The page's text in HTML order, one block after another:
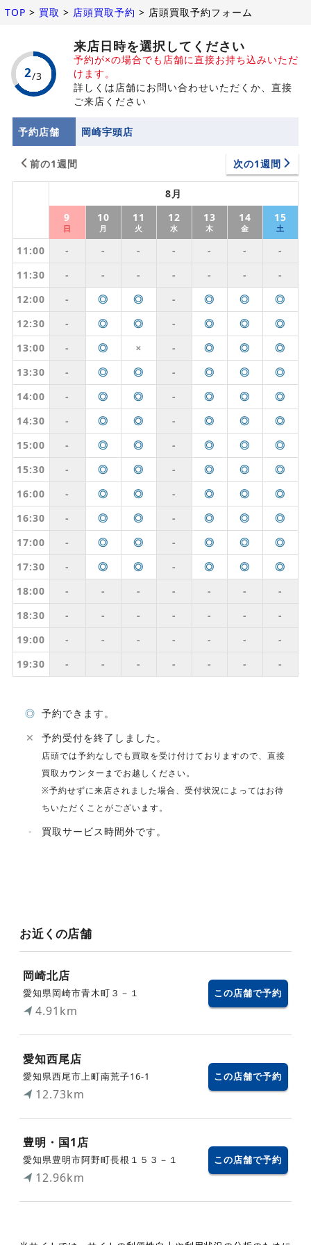
TOP > 買取 > 店頭買取予約 > 店頭買取予約フォーム
来店日時を選択してください
予約が×の場合でも店舗に直接お持ち込みいただ
けます。
詳しくは店舗にお問い合わせいただくか、直接
ご来店ください
予約店舗 岡崎宇頭店
前の1週間 次の1週間
8月
9
日
10
月
11
火
12
水
13
木
14
金
15
土
11:00 - - - - - -
-
11:30
- - - - - -
-
12:00
- ◎ ◎ - ◎ ◎
◎
12:30
- ◎ ◎ - ◎ ◎
◎
13:00
- ◎ ✕ - ◎ ◎
◎
13:30
- ◎ ◎ - ◎ ◎
◎
14:00
- ◎ ◎ - ◎ ◎
◎
14:30
- ◎ ◎ - ◎ ◎
◎
15:00
- ◎ ◎ - ◎ ◎
◎
15:30
- ◎ ◎ - ◎ ◎
◎
16:00
- ◎ ◎ - ◎ ◎
◎
16:30
- ◎ ◎ - ◎ ◎
◎
17:00
- ◎ ◎ - ◎ ◎
◎
17:30
- ◎ ◎ - ◎ ◎
◎
18:00
- - - - - -
-
18:30
- - - - - -
-
19:00
- - - - - -
-
19:30
- - - - - - -
◎ 予約できます。
✕
予約受付を終了しました。
店頭では予約なしでも買取を受け付けておりますので、直接
買取カウンターまでお越しください。
※予約せずに来店されました場合、受付状況によってはお待
ちいただくことがございます。
- 買取サービス時間外です。
お近くの店舗
岡崎北店
愛知県岡崎市青木町３－１
4.91km
この店舗で予約
愛知西尾店
愛知県西尾市上町南荒子16-1
12.73km
この店舗で予約
豊明・国1店
愛知県豊明市阿野町長根１５３－１
12.96km
この店舗で予約